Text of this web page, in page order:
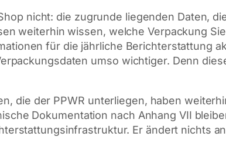
nicht: die zugrunde liegenden Daten,
weiterhin wissen, welche Verpackung
für die jährliche Berichterstattung
umso wichtiger. Denn
die der PPWR unterliegen, haben
Dokumentation nach Anhang VII
Er ändert nichts